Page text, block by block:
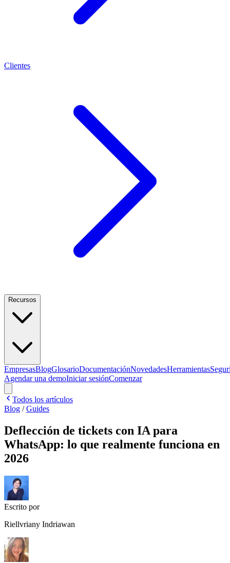
Clientes
Recursos
EmpresasBlogGlosarioDocumentaciónNovedadesHerramientas
Agendar una demoIniciar sesiónComenzar
Todos los artículos
Blog /Guides
Deflección de tickets con IA para
WhatsApp: lo que realmente funciona en
2026
Escrito por
Riellvriany Indriawan